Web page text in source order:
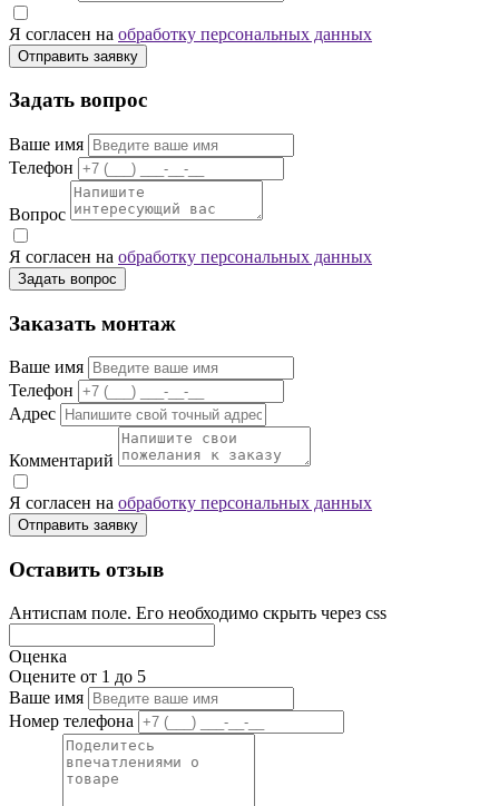
Я согласен на обработку персональных данных
Отправить заявку
Задать вопрос
Ваше имя
Телефон
Вопрос
Я согласен на обработку персональных данных
Задать вопрос
Заказать монтаж
Ваше имя
Телефон
Адрес
Комментарий
Я согласен на обработку персональных данных
Отправить заявку
Оставить отзыв
Антиспам поле. Его необходимо скрыть через css
Оценка
Оцените от 1 до 5
Ваше имя
Номер телефона